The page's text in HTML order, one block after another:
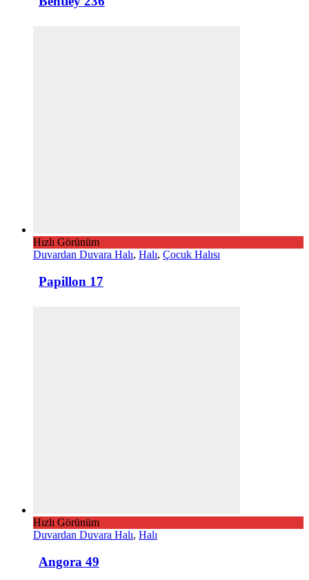
Hızlı Görünüm
Duvardan Duvara Halı, Halı, Çocuk Halısı
Papillon 17
Hızlı Görünüm
Duvardan Duvara Halı, Halı
Angora 49